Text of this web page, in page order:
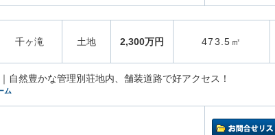
千ヶ滝 土地 2,300万円 473.5㎡
自然豊かな管理別荘地内、舗装道路で好アクセス！
ム